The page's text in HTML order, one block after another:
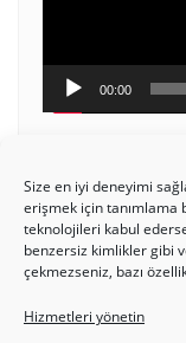
Size en iyi deneyimi
erişmek için tanımlama
teknolojileri kabul
benzersiz kimlikler gibi
çekmezseniz, bazı
Hizmetleri yönetin
00:00
Kullanıcı
adı: